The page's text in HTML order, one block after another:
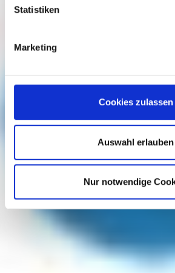
Statistiken
Marketing
Cookies zulassen
Auswahl erlauben
Nur notwendige